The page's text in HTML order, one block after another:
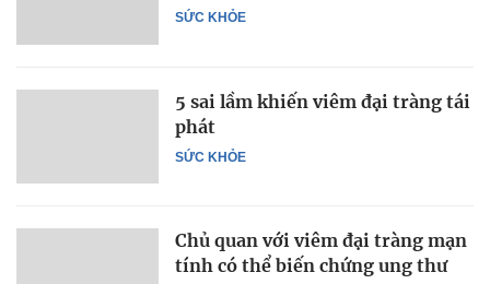
SỨC KHỎE
SỨC KHỎE
5 sai lầm khiến viêm đại tràng tái
phát
Chủ quan với viêm đại tràng mạn
tính có thể biến chứng ung thư